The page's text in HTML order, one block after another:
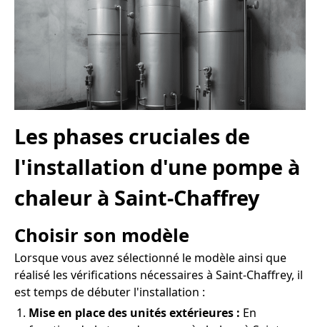
Les phases cruciales de
l'installation d'une pompe à
chaleur à Saint-Chaffrey
Choisir son modèle
Lorsque vous avez sélectionné le modèle ainsi que
réalisé les vérifications nécessaires à Saint-Chaffrey, il
est temps de débuter l'installation :
Mise en place des unités extérieures : En